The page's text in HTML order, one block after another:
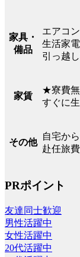
家具・
備品
エアコ
生活家
引っ越
家賃
★寮費無
すぐに
その他
自宅か
赴任旅
PRポイント
友達同士歓迎
男性活躍中
女性活躍中
20代活躍中